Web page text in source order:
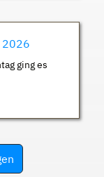
2026
ging es